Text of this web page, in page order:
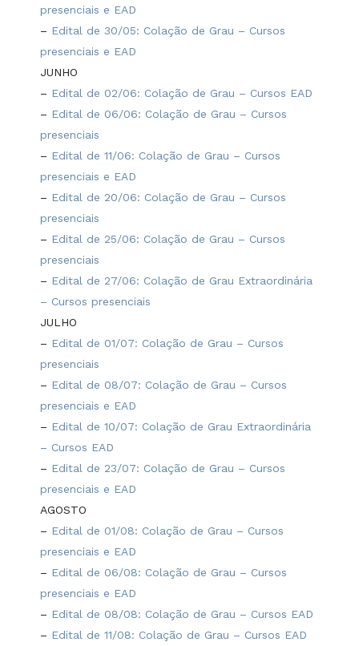
presenciais e EAD
– Edital de 30/05: Colação de Grau – Cursos
presenciais e EAD
JUNHO
– Edital de 02/06: Colação de Grau – Cursos EAD
– Edital de 06/06: Colação de Grau – Cursos
presenciais
– Edital de 11/06: Colação de Grau – Cursos
presenciais e EAD
– Edital de 20/06: Colação de Grau – Cursos
presenciais
– Edital de 25/06: Colação de Grau – Cursos
presenciais
– Edital de 27/06: Colação de Grau Extraordinária
– Cursos presenciais
JULHO
– Edital de 01/07: Colação de Grau – Cursos
presenciais
– Edital de 08/07: Colação de Grau – Cursos
presenciais e EAD
– Edital de 10/07: Colação de Grau Extraordinária
– Cursos EAD
– Edital de 23/07: Colação de Grau – Cursos
presenciais e EAD
AGOSTO
– Edital de 01/08: Colação de Grau – Cursos
presenciais e EAD
– Edital de 06/08: Colação de Grau – Cursos
presenciais e EAD
– Edital de 08/08: Colação de Grau – Cursos EAD
– Edital de 11/08: Colação de Grau – Cursos EAD